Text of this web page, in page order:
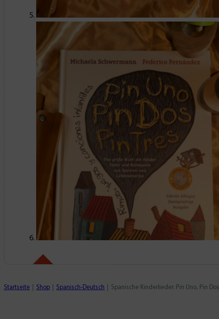
Mit Leseprobe!
Startseite Shop Spanisch-Deutsch Spanische Kinderlieder: Pin Uno, Pin